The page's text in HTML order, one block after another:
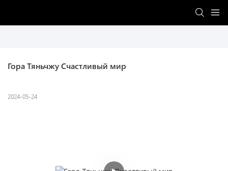
Гора Тяньчжу Счастливый мир
2024-05-24